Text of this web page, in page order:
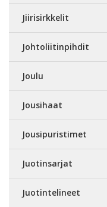
Jiirisirkkelit
Johtoliitinpihdit
Joulu
Jousihaat
Jousipuristimet
Juotinsarjat
Juotintelineet